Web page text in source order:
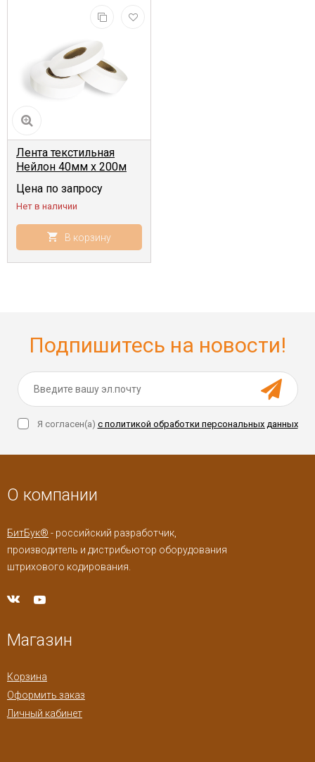
Лента текстильная
Нейлон 40мм x 200м
Цена по запросу
Нет в наличии
В корзину
Подпишитесь на новости!
Я согласен(a) с политикой обработки персональных данных
О компании
БитБук® - российский разработчик,
производитель и дистрибьютор оборудования
штрихового кодирования.
Магазин
Корзина
Оформить заказ
Личный кабинет